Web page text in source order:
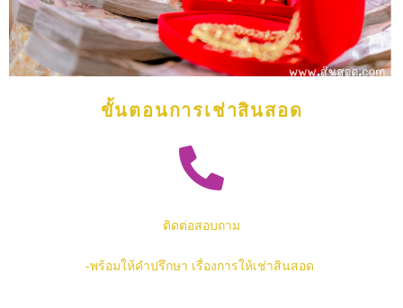
ขั้นตอนการเช่าสินสอด
ติดต่อสอบถาม
-พร้อมให้คำปรึกษา เรื่องการให้เช่าสินสอด